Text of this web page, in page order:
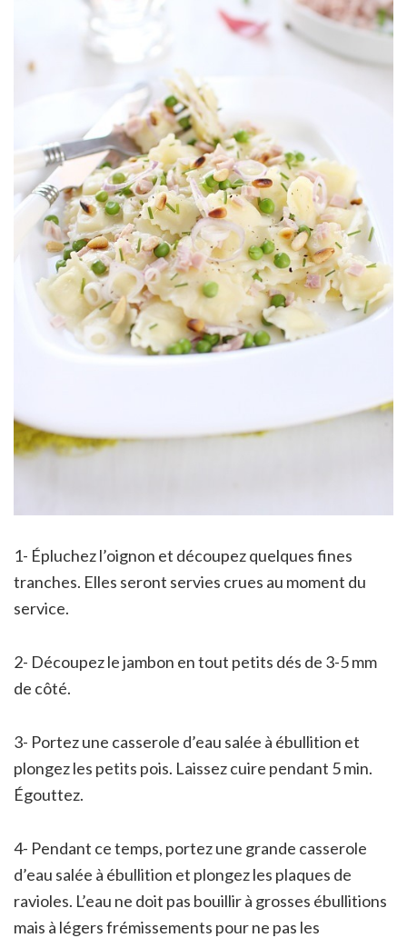
1- Épluchez l’oignon et découpez quelques fines
tranches. Elles seront servies crues au moment du
service.
2- Découpez le jambon en tout petits dés de 3-5 mm
de côté.
3- Portez une casserole d’eau salée à ébullition et
plongez les petits pois. Laissez cuire pendant 5 min.
Égouttez.
4- Pendant ce temps, portez une grande casserole
d’eau salée à ébullition et plongez les plaques de
ravioles. L’eau ne doit pas bouillir à grosses ébullitions
mais à légers frémissements pour ne pas les